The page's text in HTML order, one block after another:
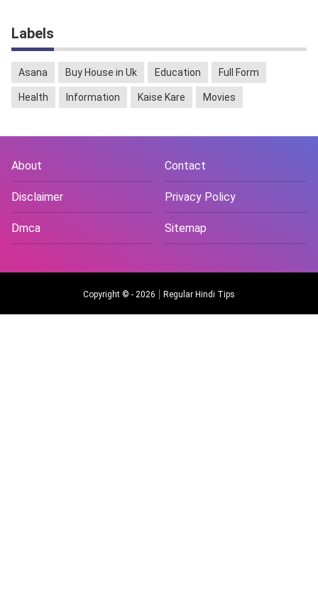
Labels
Asana Buy House in Uk Education Full Form
Health Information Kaise Kare Movies
About Contact
Disclaimer Privacy Policy
Dmca Sitemap
Copyright © - 2026 Regular Hindi Tips